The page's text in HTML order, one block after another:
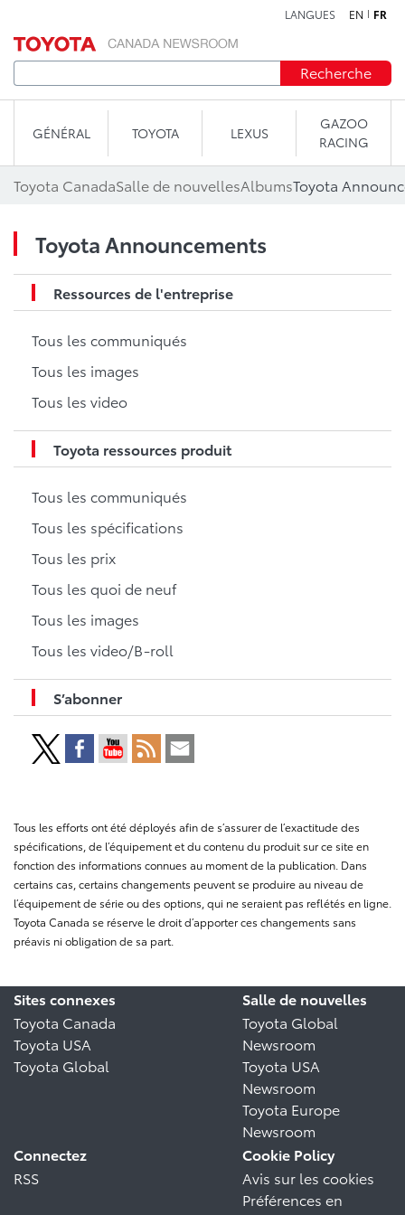
LANGUES EN FR
Recherche
GÉNÉRAL TOYOTA LEXUS
GAZOO
RACING
Toyota CanadaSalle de nouvellesAlbumsToyota
Toyota Announcements
Ressources de l'entreprise
Tous les communiqués
Tous les images
Tous les video
Toyota ressources produit
Tous les communiqués
Tous les spécifications
Tous les prix
Tous les quoi de neuf
Tous les images
Tous les video/B-roll
S’abonner
Tous les efforts ont été déployés afin de s’assurer de l’exactitude des
spécifications, de l’équipement et du contenu du produit sur ce site en
fonction des informations connues au moment de la publication. Dans
certains cas, certains changements peuvent se produire au niveau de
l’équipement de série ou des options, qui ne seraient pas reflétés en ligne.
Toyota Canada se réserve le droit d’apporter ces changements sans
préavis ni obligation de sa part.
Sites connexes
Toyota Canada
Toyota USA
Toyota Global
Salle de nouvelles
Toyota Global
Newsroom
Toyota USA
Newsroom
Toyota Europe
Newsroom
Connectez
RSS
Cookie Policy
Avis sur les cookies
Préférences en